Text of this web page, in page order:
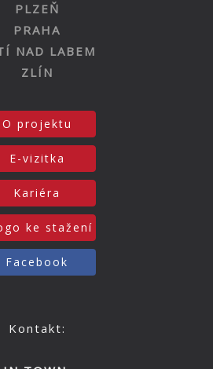
PLZEŇ
PRAHA
NAD LABEM
ZLÍN
O projektu
E-vizitka
Kariéra
ke stažení
Facebook
Kontakt: